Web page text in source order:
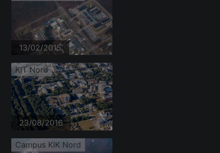
13/02/2015
KIT Nord
23/08/2016
Campus KIK Nord